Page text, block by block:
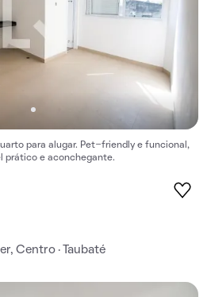
para alugar. Pet-friendly e funcional,
prático e aconchegante.
Centro · Taubaté